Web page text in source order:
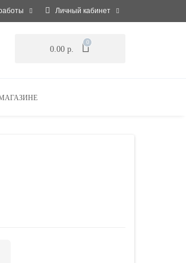
Личный кабинет
0.00 р.
0